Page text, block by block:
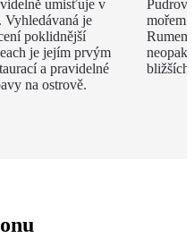
umisťuje v
Vyhledávaná je
poklidnější
je jejím prvým
a pravidelné
na ostrově.
mořem
bližších